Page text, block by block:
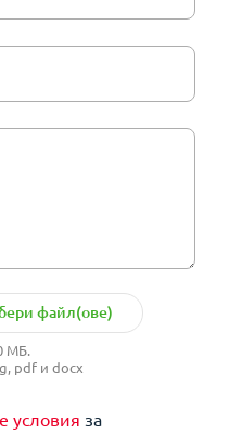
файл(ове)
МБ.
pdf и docx
условия за